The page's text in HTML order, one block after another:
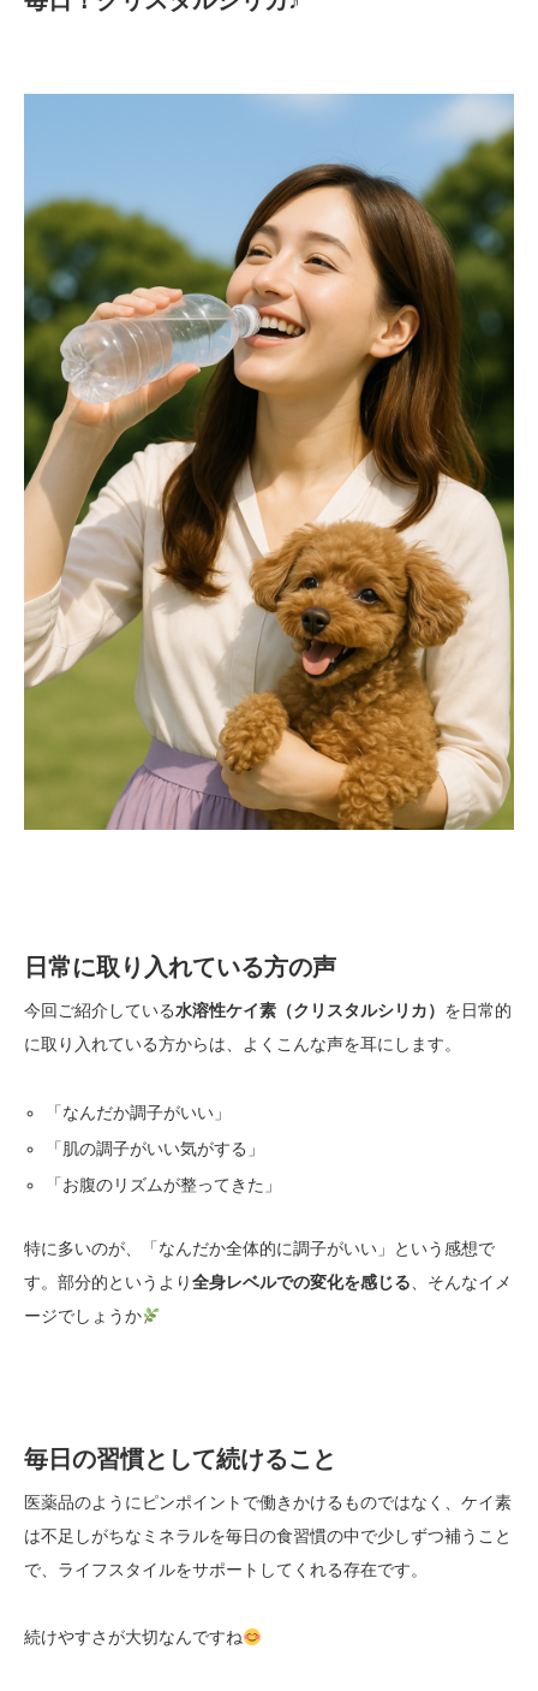
日常に取り入れている方の声
今回ご紹介している水溶性ケイ素（クリスタルシリカ） を日常的
に取り入れている方からは、よくこんな声を耳にします。
「なんだか調子がいい」
「肌の調子がいい気がする」
「お腹のリズムが整ってきた」
特に多いのが、「なんだか全体的に調子がいい」という感想で
す。部分的というより全身レベルでの変化を感じる、そんなイメ
ージでしょうか
毎日の習慣として続けること
医薬品のようにピンポイントで働きかけるものではなく、ケイ素
は不足しがちなミネラルを毎日の食習慣の中で少しずつ補うこと
で、ライフスタイルをサポートしてくれる存在です。
続けやすさが大切なんですね